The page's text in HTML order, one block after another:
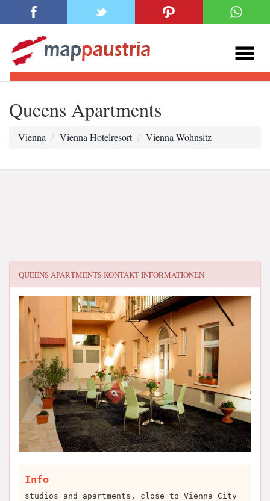
Queens Apartments
Vienna Vienna Hotelresort Vienna Wohnsitz
QUEENS APARTMENTSKONTAKT INFORMATIONEN
Info
studios and apartments, close to Vienna City